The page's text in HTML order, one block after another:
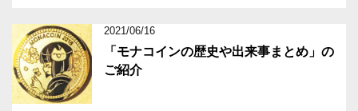
2021/06/16
「モナコインの歴史や出来事まとめ」の
ご紹介